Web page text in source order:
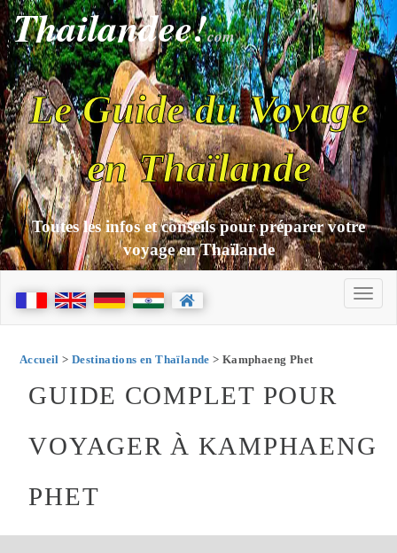
Thailandee!com
Le Guide du Voyage
en Thaïlande
Toutes les infos et conseils pour préparer votre
voyage en Thaïlande
Accueil > Destinations en Thaïlande > Kamphaeng Phet
GUIDE COMPLET POUR
VOYAGER À KAMPHAENG
PHET